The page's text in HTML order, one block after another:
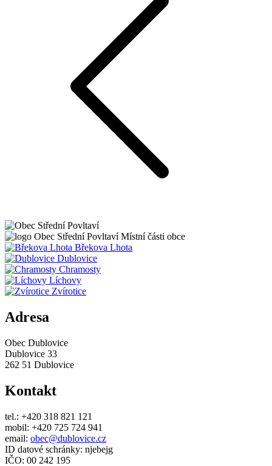
Obec Střední PovltavíMístní části obce
Břekova Lhota
Dublovice
Chramosty
Líchovy
Zvírotice
Adresa
Obec Dublovice
Dublovice 33
262 51 Dublovice
Kontakt
tel.: +420 318 821 121
mobil: +420 725 724 941
email: obec@dublovice.cz
ID datové schránky: njebejg
IČO: 00 242 195